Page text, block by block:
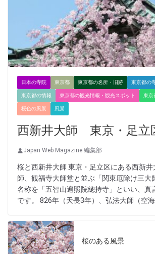
日本の寺院 東京都 東京都の名所・旧跡 東京都の
東京都の情報 東京都の観光情報・観光スポット 東京
桜色の風景 風景
西新井大師 東京・足立
Japan Web Magazine 編集部
桜と西新井大師 東京・足立区にある西新
師、観福寺大師堂と並ぶ「関東厄除け三大
名称を「五智山遍照院總持寺」といい、真
です。 826年（天長3年）、弘法大師（空
桜のある風景